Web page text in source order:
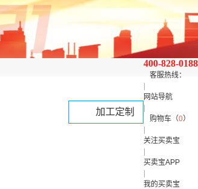
400-828-0188
客服热线：
网站导航
购物车（0）
关注买卖宝
买卖宝APP
我的买卖宝
加工定制